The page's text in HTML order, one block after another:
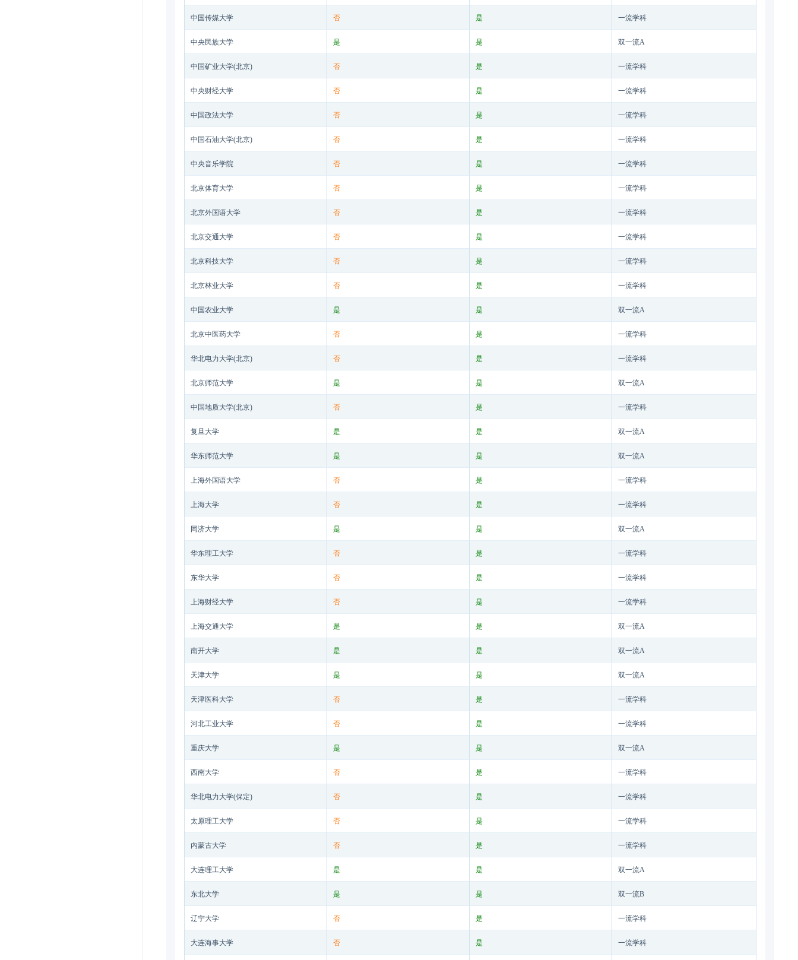
中国传媒大学 否 是 一流学科
中央民族大学 是 是 双一流A
中国矿业大学(北京) 否 是 一流学科
中央财经大学 否 是 一流学科
中国政法大学 否 是 一流学科
中国石油大学(北京) 否 是 一流学科
中央音乐学院 否 是 一流学科
北京体育大学 否 是 一流学科
北京外国语大学 否 是 一流学科
北京交通大学 否 是 一流学科
北京科技大学 否 是 一流学科
北京林业大学 否 是 一流学科
中国农业大学 是 是 双一流A
北京中医药大学 否 是 一流学科
华北电力大学(北京) 否 是 一流学科
北京师范大学 是 是 双一流A
中国地质大学(北京) 否 是 一流学科
复旦大学 是 是 双一流A
华东师范大学 是 是 双一流A
上海外国语大学 否 是 一流学科
上海大学 否 是 一流学科
同济大学 是 是 双一流A
华东理工大学 否 是 一流学科
东华大学 否 是 一流学科
上海财经大学 否 是 一流学科
上海交通大学 是 是 双一流A
南开大学 是 是 双一流A
天津大学 是 是 双一流A
天津医科大学 否 是 一流学科
河北工业大学 否 是 一流学科
重庆大学 是 是 双一流A
西南大学 否 是 一流学科
华北电力大学(保定) 否 是 一流学科
太原理工大学 否 是 一流学科
内蒙古大学 否 是 一流学科
大连理工大学 是 是 双一流A
东北大学 是 是 双一流B
辽宁大学 否 是 一流学科
大连海事大学 否 是 一流学科